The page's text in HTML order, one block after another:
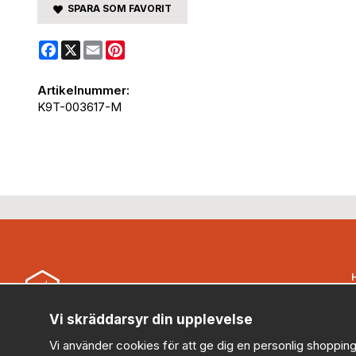
SPARA SOM FAVORIT
Facebook
X Email
Artikelnummer:
K9T-003617-M
Security Store Sweden AB (559430-0914)
kundservice@securitystore.se
Vi skräddarsyr din upplevelse
Vi använder cookies för att ge dig en personlig